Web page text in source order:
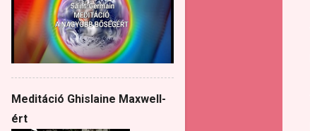
Meditáció Ghislaine Maxwell-
ért